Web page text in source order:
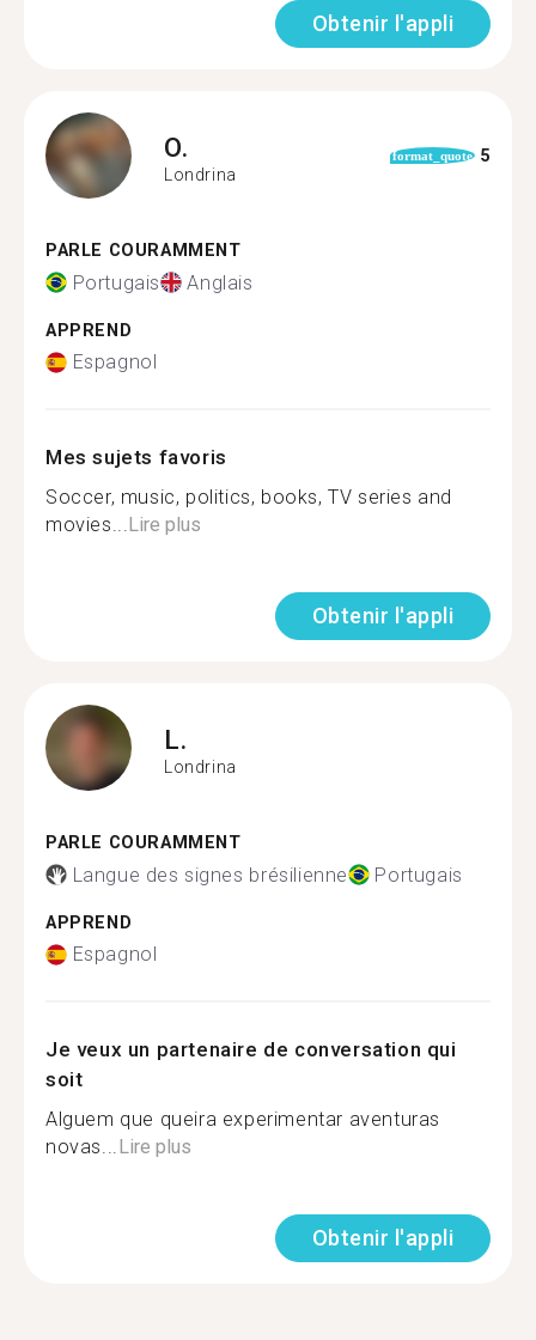
Obtenir l'appli
O.
Londrina
format_quote 5
PARLE COURAMMENT
Portugais Anglais
APPREND
Espagnol
Mes sujets favoris
Soccer, music, politics, books, TV series and
movies...Lire plus
Obtenir l'appli
L.
Londrina
PARLE COURAMMENT
Langue des signes brésilienne Portugais
APPREND
Espagnol
Je veux un partenaire de conversation qui
soit
Alguem que queira experimentar aventuras
novas...Lire plus
Obtenir l'appli